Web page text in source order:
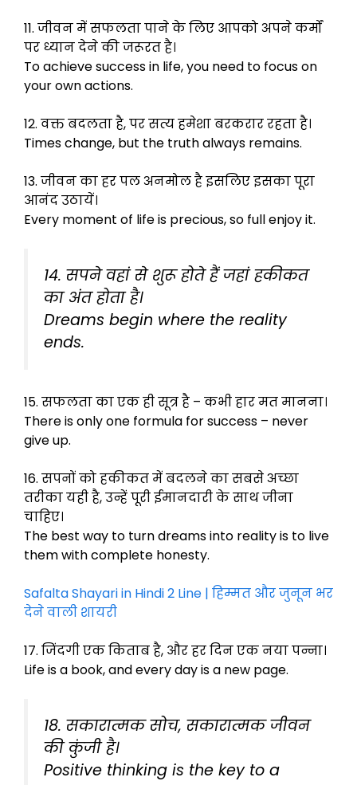
11. जीवन में सफलता पाने के लिए आपको अपने कर्मों
पर ध्यान देने की जरूरत है।
To achieve success in life, you need to focus on
your own actions.
12. वक्त बदलता है, पर सत्य हमेशा बरकरार रहता है।
Times change, but the truth always remains.
13. जीवन का हर पल अनमोल है इसलिए इसका पूरा
आनंद उठायें।
Every moment of life is precious, so full enjoy it.
14. सपने वहां से शुरू होते हैं जहां हकीकत
का अंत होता है।
Dreams begin where the reality
ends.
15. सफलता का एक ही सूत्र है – कभी हार मत मानना।
There is only one formula for success – never
give up.
16. सपनों को हकीकत में बदलने का सबसे अच्छा
तरीका यही है, उन्हें पूरी ईमानदारी के साथ जीना
चाहिए।
The best way to turn dreams into reality is to live
them with complete honesty.
Safalta Shayari in Hindi 2 Line | हिम्मत और जुनून भर
देने वाली शायरी
17. जिंदगी एक किताब है, और हर दिन एक नया पन्ना।
Life is a book, and every day is a new page.
18. सकारात्मक सोच, सकारात्मक जीवन
की कुंजी है।
Positive thinking is the key to a